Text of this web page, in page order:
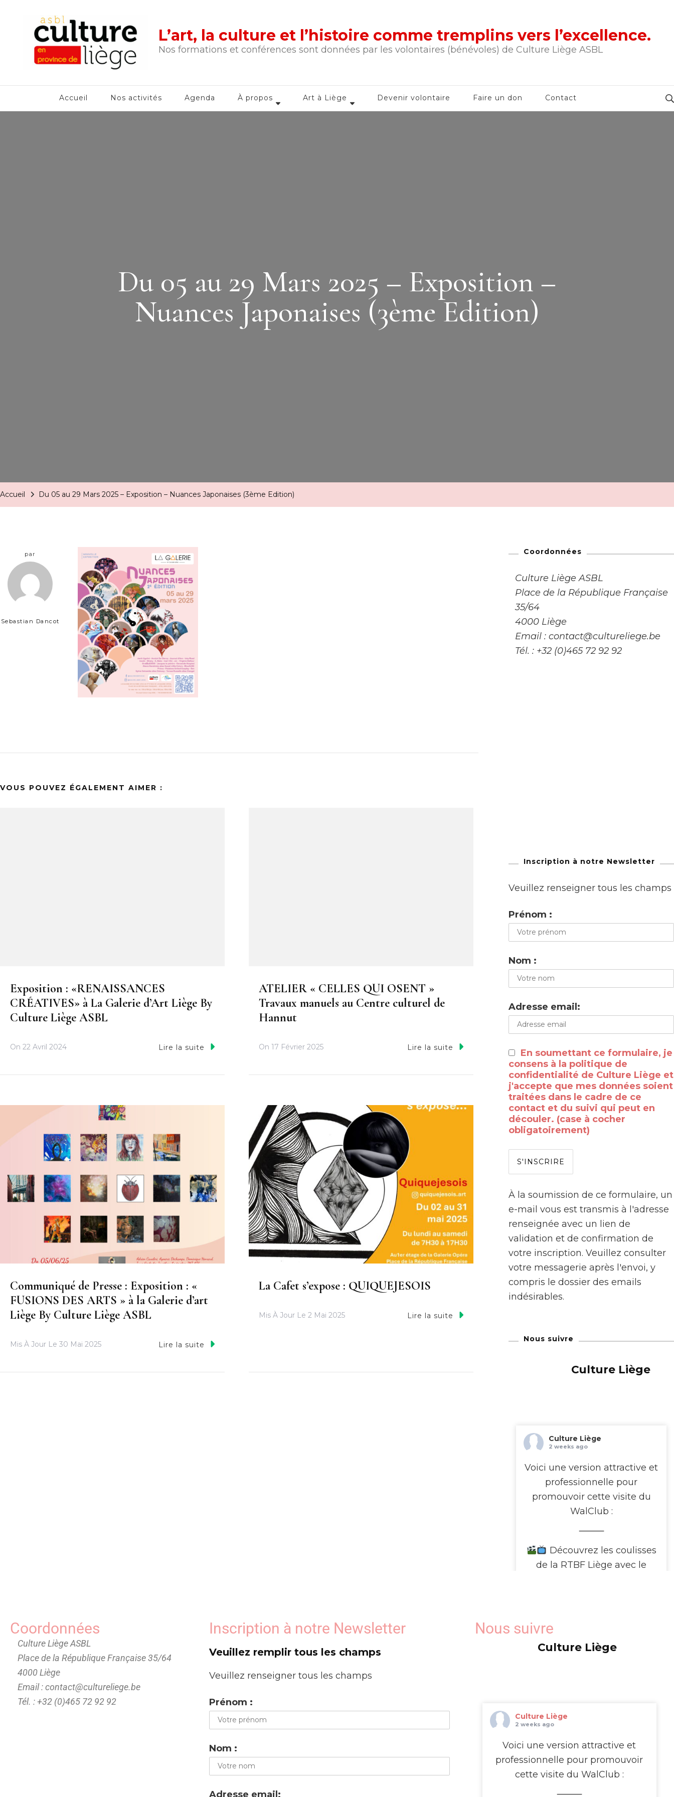
L’art, la culture et l’histoire comme tremplins vers l’excellence.
Nos formations et conférences sont données par les volontaires (bénévoles) de Culture Liège ASBL
Accueil Nos activités Agenda À propos Art à Liège Devenir volontaire Faire un don Contact
Du 05 au 29 Mars 2025 – Exposition –
Nuances Japonaises (3ème Edition)
Accueil Du 05 au 29 Mars 2025 – Exposition – Nuances Japonaises (3ème Edition)
par
Sebastian Dancot
VOUS POUVEZ ÉGALEMENT AIMER :
Exposition : «RENAISSANCES
CRÉATIVES» à La Galerie d’Art Liège By
Culture Liège ASBL
On 22 Avril 2024 Lire la suite
ATELIER « CELLES QUI OSENT »
Travaux manuels au Centre culturel de
Hannut
On17 Février 2025 Lire la suite
Communiqué de Presse : Exposition : «
FUSIONS DES ARTS » à la Galerie d’art
Liège By Culture Liège ASBL
Mis À Jour Le 30 Mai 2025 Lire la suite
La Cafet s’expose : QUIQUEJESOIS
Mis À Jour Le2 Mai 2025 Lire la suite
Coordonnées
Culture Liège ASBL
Place de la République Française
35/64
4000 Liège
Email : contact@cultureliege.be
Tél. : +32 (0)465 72 92 92
Inscription à notre Newsletter
Veuillez renseigner tous les champs
Prénom :
Nom :
Adresse email:
En soumettant ce formulaire, je
consens à la politique de
confidentialité de Culture Liège et
j'accepte que mes données soient
traitées dans le cadre de ce
contact et du suivi qui peut en
découler. (case à cocher
obligatoirement)
À la soumission de ce formulaire, un
e-mail vous est transmis à l'adresse
renseignée avec un lien de
validation et de confirmation de
votre inscription. Veuillez consulter
votre messagerie après l'envoi, y
compris le dossier des emails
indésirables.
Nous suivre
Culture Liège
Culture Liège
2 weeks ago
Voici une version attractive et
professionnelle pour
promouvoir cette visite du
WalClub :
⸻
Découvrez les coulisses
de la RTBF Liège avec le
Le WalClub vous invite à une
heures, plongez dans
Voir plus
This content isn't
Coordonnées
Culture Liège ASBL
Place de la République Française 35/64
4000 Liège
Email : contact@cultureliege.be
Tél. : +32 (0)465 72 92 92
Inscription à notre Newsletter
Veuillez remplir tous les champs
Veuillez renseigner tous les champs
Prénom :
Nom :
Adresse email:
Nous suivre
Culture Liège
Culture Liège
2 weeks ago
Voici une version attractive et
professionnelle pour promouvoir
cette visite du WalClub :
⸻